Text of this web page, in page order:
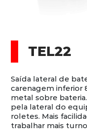
TEL22
Saída lateral de
carenagem inferior
metal sobre
pela lateral do
roletes. Mais
trabalhar mais